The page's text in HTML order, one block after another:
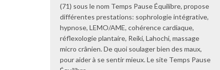
(71) sous le nom Temps Pause Équilibre, propose
différentes prestations: sophrologie intégrative,
hypnose, LEMO/AME, cohérence cardiaque,
réflexologie plantaire, Reiki, Lahochi, massage
micro crânien. De quoi soulager bien des maux,
pour aider à se sentir mieux. Le site Temps Pause